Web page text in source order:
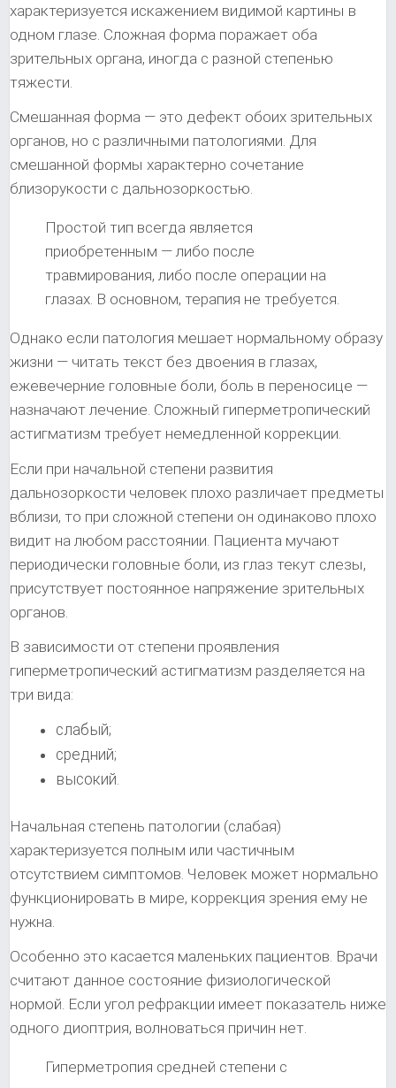
характеризуется искажением видимой картины в
одном глазе. Сложная форма поражает оба
зрительных органа, иногда с разной степенью
тяжести.
Смешанная форма — это дефект обоих зрительных
органов, но с различными патологиями. Для
смешанной формы характерно сочетание
близорукости с дальнозоркостью.
Простой тип всегда является
приобретенным — либо после
травмирования, либо после операции на
глазах. В основном, терапия не требуется.
Однако если патология мешает нормальному образу
жизни — читать текст без двоения в глазах,
ежевечерние головные боли, боль в переносице —
назначают лечение. Сложный гиперметропический
астигматизм требует немедленной коррекции.
Если при начальной степени развития
дальнозоркости человек плохо различает предметы
вблизи, то при сложной степени он одинаково плохо
видит на любом расстоянии. Пациента мучают
периодически головные боли, из глаз текут слезы,
присутствует постоянное напряжение зрительных
органов.
В зависимости от степени проявления
гиперметропический астигматизм разделяется на
три вида:
слабый;
средний;
высокий.
Начальная степень патологии (слабая)
характеризуется полным или частичным
отсутствием симптомов. Человек может нормально
функционировать в мире, коррекция зрения ему не
нужна.
Особенно это касается маленьких пациентов. Врачи
считают данное состояние физиологической
нормой. Если угол рефракции имеет показатель ниже
одного диоптрия, волноваться причин нет.
Гиперметропия средней степени с